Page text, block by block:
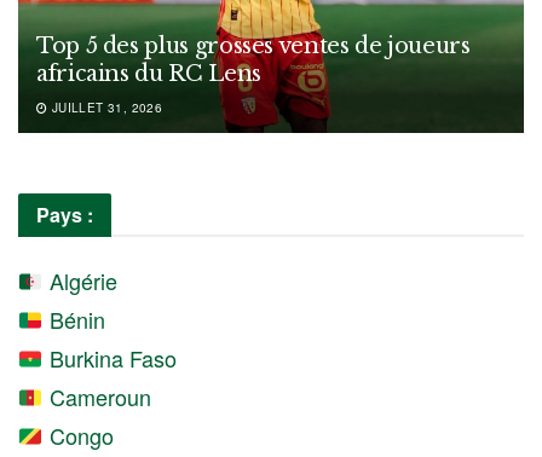
Top 5 des plus grosses ventes de joueurs
africains du RC Lens
JUILLET 31, 2026
Pays :
Algérie
Bénin
Burkina Faso
Cameroun
Congo